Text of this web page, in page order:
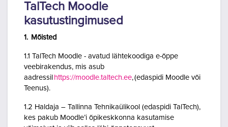
TalTech Moodle
kasutustingimused
1. Mõisted
1.1 TalTech Moodle - avatud lähtekoodiga e-õppe
veebirakendus, mis asub
aadressil https://moodle.taltech.ee, (edaspidi Moodle või
Teenus).
1.2 Haldaja – Tallinna Tehnikaülikool (edaspidi TalTech),
kes pakub Moodle’i õpikeskkonna kasutamise